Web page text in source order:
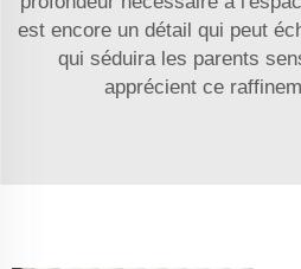
est encore un détail qui peut
qui séduira les parents
apprécient ce